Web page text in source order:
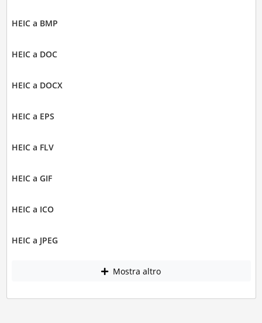
HEIC a BMP
HEIC a DOC
HEIC a DOCX
HEIC a EPS
HEIC a FLV
HEIC a GIF
HEIC a ICO
HEIC a JPEG
Mostra altro